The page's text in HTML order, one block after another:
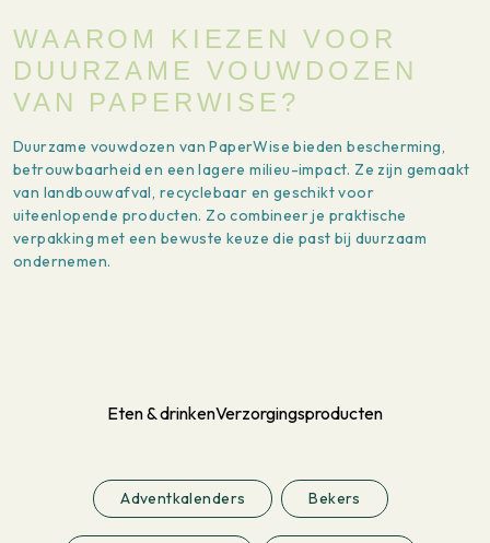
WAAROM KIEZEN VOOR
DUURZAME VOUWDOZEN
VAN PAPERWISE?
Duurzame vouwdozen van PaperWise bieden bescherming,
betrouwbaarheid en een lagere milieu-impact. Ze zijn gemaakt
van landbouwafval, recyclebaar en geschikt voor
uiteenlopende producten. Zo combineer je praktische
verpakking met een bewuste keuze die past bij duurzaam
ondernemen.
Eten & drinkenVerzorgingsproducten
Adventkalenders Bekers